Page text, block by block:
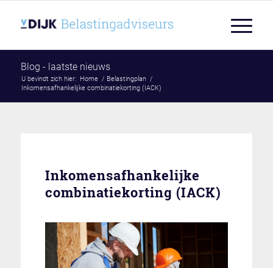
Blog - laatste nieuws
U bevindt zich hier: Home / Belastingplan /
Inkomensafhankelijke combinatiekorting (IACK)
Inkomensafhankelijke
combinatiekorting (IACK)